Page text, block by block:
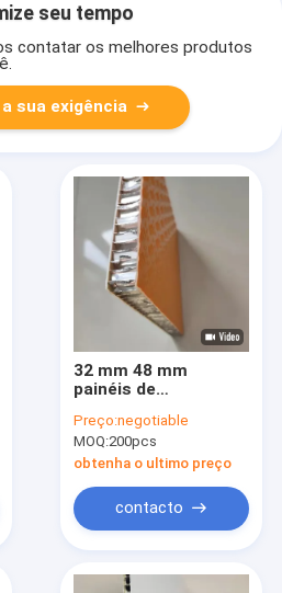
seu tempo
contatar os melhores produtos
a sua exigência
32 mm 48 mm
painéis de
piso interior de
trânsito ferroviário
Preço:negotiable
MOQ:200pcs
obtenha o ultimo preço
contacto